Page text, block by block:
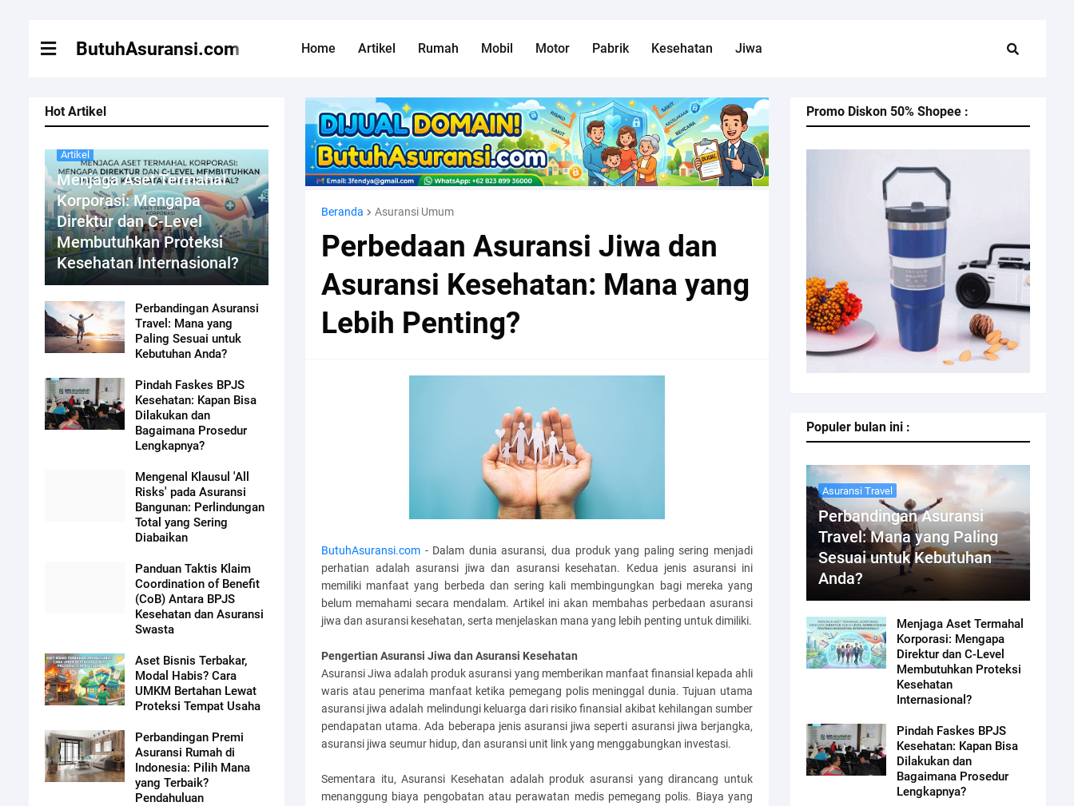
ButuhAsuransi.com Home Artikel Rumah Mobil Motor Pabrik Kesehatan Jiwa
Hot Artikel
Artikel
Menjaga Aset Termahal
Korporasi: Mengapa
Direktur dan C-Level
Membutuhkan Proteksi
Kesehatan Internasional?
Perbandingan Asuransi
Travel: Mana yang
Paling Sesuai untuk
Kebutuhan Anda?
Pindah Faskes BPJS
Kesehatan: Kapan Bisa
Dilakukan dan
Bagaimana Prosedur
Lengkapnya?
Mengenal Klausul 'All
Risks' pada Asuransi
Bangunan: Perlindungan
Total yang Sering
Diabaikan
Panduan Taktis Klaim
Coordination of Benefit
(CoB) Antara BPJS
Kesehatan dan Asuransi
Swasta
Aset Bisnis Terbakar,
Modal Habis? Cara
UMKM Bertahan Lewat
Proteksi Tempat Usaha
Perbandingan Premi
Asuransi Rumah di
Indonesia: Pilih Mana
yang Terbaik?
Pendahuluan
Beranda Asuransi Umum
Perbedaan Asuransi Jiwa dan
Asuransi Kesehatan: Mana yang
Lebih Penting?
ButuhAsuransi.com - Dalam dunia asuransi, dua produk yang paling sering menjadi
perhatian adalah asuransi jiwa dan asuransi kesehatan. Kedua jenis asuransi ini
memiliki manfaat yang berbeda dan sering kali membingungkan bagi mereka yang
belum memahami secara mendalam. Artikel ini akan membahas perbedaan asuransi
jiwa dan asuransi kesehatan, serta menjelaskan mana yang lebih penting untuk dimiliki.
Pengertian Asuransi Jiwa dan Asuransi Kesehatan
Asuransi Jiwa adalah produk asuransi yang memberikan manfaat finansial kepada ahli
waris atau penerima manfaat ketika pemegang polis meninggal dunia. Tujuan utama
asuransi jiwa adalah melindungi keluarga dari risiko finansial akibat kehilangan sumber
pendapatan utama. Ada beberapa jenis asuransi jiwa seperti asuransi jiwa berjangka,
asuransi jiwa seumur hidup, dan asuransi unit link yang menggabungkan investasi.
Sementara itu, Asuransi Kesehatan adalah produk asuransi yang dirancang untuk
menanggung biaya pengobatan atau perawatan medis pemegang polis. Biaya yang
Promo Diskon 50% Shopee :
Populer bulan ini :
Asuransi Travel
Perbandingan Asuransi
Travel: Mana yang Paling
Sesuai untuk Kebutuhan
Anda?
Menjaga Aset Termahal
Korporasi: Mengapa
Direktur dan C-Level
Membutuhkan Proteksi
Kesehatan
Internasional?
Pindah Faskes BPJS
Kesehatan: Kapan Bisa
Dilakukan dan
Bagaimana Prosedur
Lengkapnya?